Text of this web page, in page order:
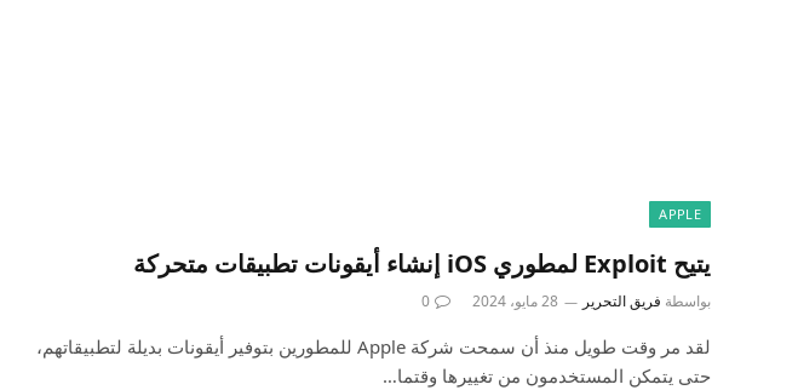
APPLE
يتيح Exploit لمطوري iOS إنشاء أيقونات تطبيقات متحركة
بواسطة فريق التحرير 28 مايو، 2024 0
لقد مر وقت طويل منذ أن سمحت شركة Apple للمطورين بتوفير أيقونات بديلة لتطبيقاتهم،
حتى يتمكن المستخدمون من تغييرها وقتما…